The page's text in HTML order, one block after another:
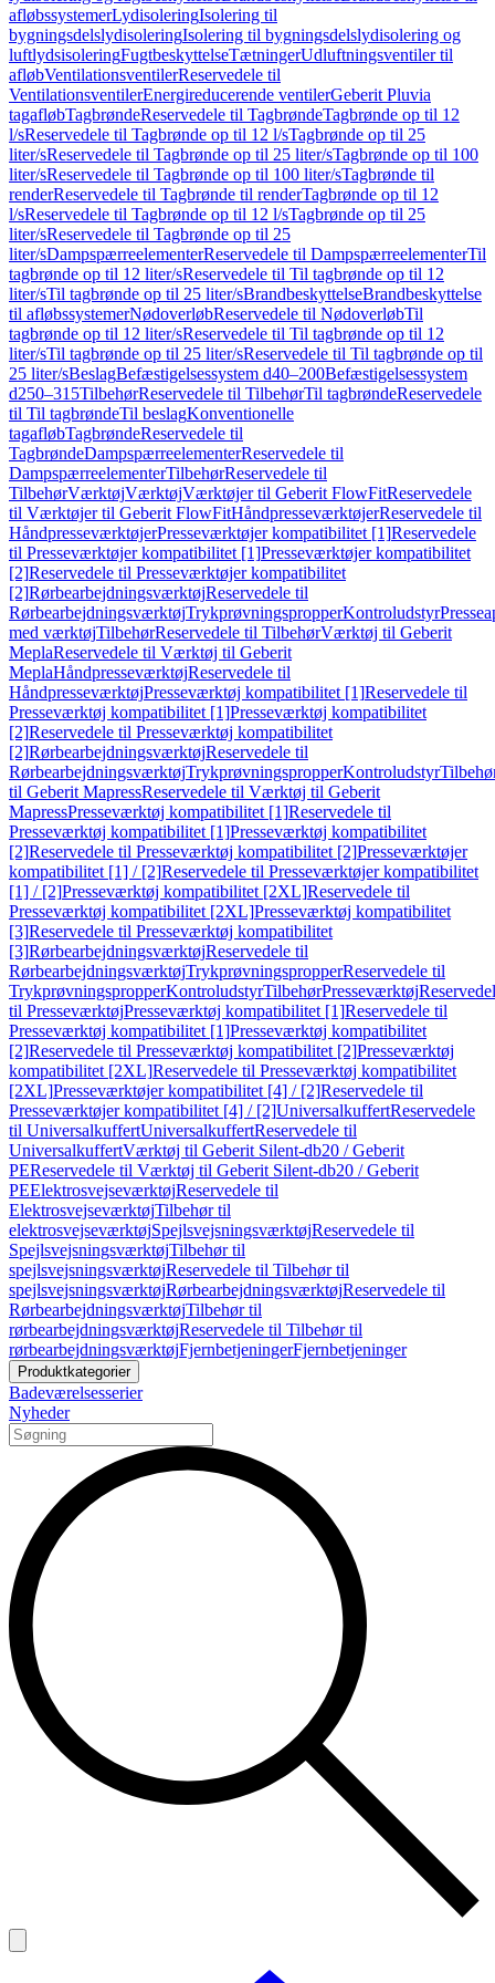
afløbssystemerLydisoleringIsolering til
bygningsdelslydisoleringIsolering til bygningsdelslydisolering og
luftlydsisoleringFugtbeskyttelseTætningerUdluftningsventiler til
afløbVentilationsventilerReservedele til
VentilationsventilerEnergireducerende ventilerGeberit Pluvia
tagafløbTagbrøndeReservedele til TagbrøndeTagbrønde op til 12
l/sReservedele til Tagbrønde op til 12 l/sTagbrønde op til 25
liter/sReservedele til Tagbrønde op til 25 liter/sTagbrønde op til 100
liter/sReservedele til Tagbrønde op til 100 liter/sTagbrønde til
renderReservedele til Tagbrønde til renderTagbrønde op til 12
l/sReservedele til Tagbrønde op til 12 l/sTagbrønde op til 25
liter/sReservedele til Tagbrønde op til 25
liter/sDampspærreelementerReservedele til DampspærreelementerTil
tagbrønde op til 12 liter/sReservedele til Til tagbrønde op til 12
liter/sTil tagbrønde op til 25 liter/sBrandbeskyttelseBrandbeskyttelse
til afløbssystemerNødoverløbReservedele til NødoverløbTil
tagbrønde op til 12 liter/sReservedele til Til tagbrønde op til 12
liter/sTil tagbrønde op til 25 liter/sReservedele til Til tagbrønde op til
25 liter/sBeslagBefæstigelsessystem d40–200Befæstigelsessystem
d250–315TilbehørReservedele til TilbehørTil tagbrøndeReservedele
til Til tagbrøndeTil beslagKonventionelle
tagafløbTagbrøndeReservedele til
TagbrøndeDampspærreelementerReservedele til
DampspærreelementerTilbehørReservedele til
TilbehørVærktøjVærktøjVærktøjer til Geberit FlowFitReservedele
til Værktøjer til Geberit FlowFitHåndpresseværktøjerReservedele til
HåndpresseværktøjerPresseværktøjer kompatibilitet [1]Reservedele
til Presseværktøjer kompatibilitet [1]Presseværktøjer kompatibilitet
[2]Reservedele til Presseværktøjer kompatibilitet
[2]RørbearbejdningsværktøjReservedele til
RørbearbejdningsværktøjTrykprøvningspropperKontroludstyr
med værktøjTilbehørReservedele til TilbehørVærktøj til Geberit
MeplaReservedele til Værktøj til Geberit
MeplaHåndpresseværktøjReservedele til
HåndpresseværktøjPresseværktøj kompatibilitet [1]Reservedele til
Presseværktøj kompatibilitet [1]Presseværktøj kompatibilitet
[2]Reservedele til Presseværktøj kompatibilitet
[2]RørbearbejdningsværktøjReservedele til
RørbearbejdningsværktøjTrykprøvningspropperKontroludstyr
til Geberit MapressReservedele til Værktøj til Geberit
MapressPresseværktøj kompatibilitet [1]Reservedele til
Presseværktøj kompatibilitet [1]Presseværktøj kompatibilitet
[2]Reservedele til Presseværktøj kompatibilitet [2]Presseværktøjer
kompatibilitet [1] / [2]Reservedele til Presseværktøjer kompatibilitet
[1] / [2]Presseværktøj kompatibilitet [2XL]Reservedele til
Presseværktøj kompatibilitet [2XL]Presseværktøj kompatibilitet
[3]Reservedele til Presseværktøj kompatibilitet
[3]RørbearbejdningsværktøjReservedele til
RørbearbejdningsværktøjTrykprøvningspropperReservedele til
TrykprøvningspropperKontroludstyrTilbehørPresseværktøj
til PresseværktøjPresseværktøj kompatibilitet [1]Reservedele til
Presseværktøj kompatibilitet [1]Presseværktøj kompatibilitet
[2]Reservedele til Presseværktøj kompatibilitet [2]Presseværktøj
kompatibilitet [2XL]Reservedele til Presseværktøj kompatibilitet
[2XL]Presseværktøjer kompatibilitet [4] / [2]Reservedele til
Presseværktøjer kompatibilitet [4] / [2]UniversalkuffertReservedele
til UniversalkuffertUniversalkuffertReservedele til
UniversalkuffertVærktøj til Geberit Silent-db20 / Geberit
PEReservedele til Værktøj til Geberit Silent-db20 / Geberit
PEElektrosvejseværktøjReservedele til
ElektrosvejseværktøjTilbehør til
elektrosvejseværktøjSpejlsvejsningsværktøjReservedele til
SpejlsvejsningsværktøjTilbehør til
spejlsvejsningsværktøjReservedele til Tilbehør til
spejlsvejsningsværktøjRørbearbejdningsværktøjReservedele til
RørbearbejdningsværktøjTilbehør til
rørbearbejdningsværktøjReservedele til Tilbehør til
rørbearbejdningsværktøjFjernbetjeningerFjernbetjeninger
Produktkategorier
Badeværelsesserier
Nyheder